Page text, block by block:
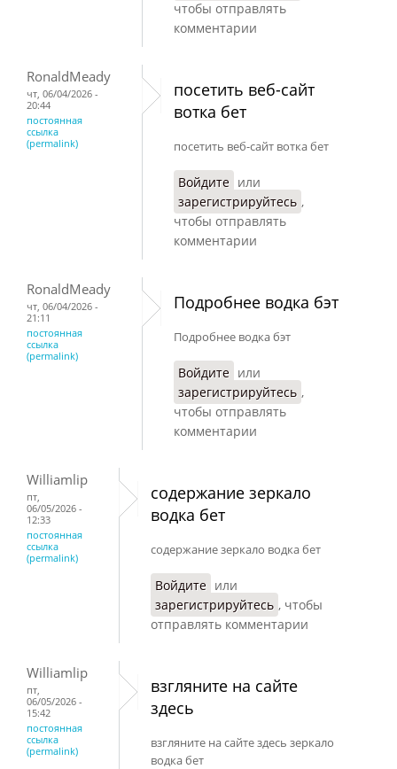
чтобы отправлять
комментарии
RonaldMeady
чт, 06/04/2026 -
20:44
постоянная
ссылка
(permalink)
посетить веб-сайт
вотка бет
посетить веб-сайт вотка бет
Войдите или
зарегистрируйтесь ,
чтобы отправлять
комментарии
RonaldMeady
чт, 06/04/2026 -
21:11
постоянная
ссылка
(permalink)
Подробнее водка бэт
Подробнее водка бэт
Войдите или
зарегистрируйтесь ,
чтобы отправлять
комментарии
Williamlip
пт,
06/05/2026 -
12:33
постоянная
ссылка
(permalink)
содержание зеркало
водка бет
содержание зеркало водка бет
Войдите или
зарегистрируйтесь , чтобы
отправлять комментарии
Williamlip
пт,
06/05/2026 -
15:42
постоянная
ссылка
(permalink)
взгляните на сайте
здесь
взгляните на сайте здесь зеркало
водка бет